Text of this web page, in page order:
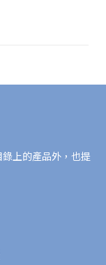
上的產品外，也提